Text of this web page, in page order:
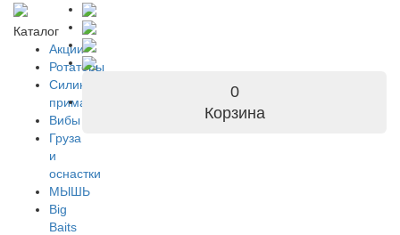
Каталог
Акции
Ротаторы
Силиконовые
приманки
Вибы
Груза
и
оснастки
МЫШЬ
Big
Baits
0
Корзина